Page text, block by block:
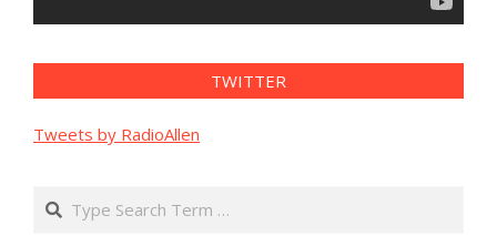
TWITTER
Tweets by RadioAllen
Search